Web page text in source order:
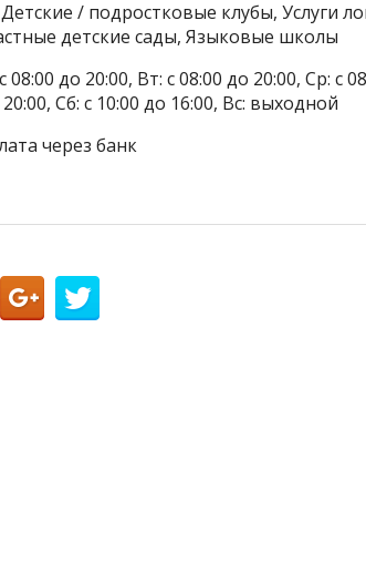
/ подростковые клубы, Услуги
детские сады, Языковые школы
до 20:00, Вт: с 08:00 до 20:00, Ср: с
Сб: с 10:00 до 16:00, Вс: выходной
через банк